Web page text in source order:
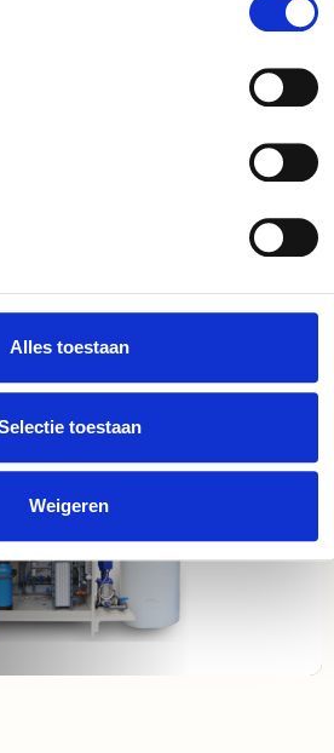
Alles toestaan
toestaan
Weigeren
optimaal resultaat!